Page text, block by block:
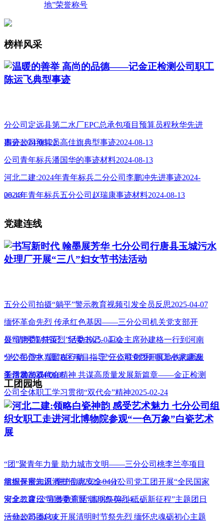
地”荣誉称号
榜样风采
温暖的善举 高尚的品德——记金正检测公司职工
陈运飞典型事迹
分公司定远县第二水厂EPC总承包项目预算员程秋华先进
事迹2024-08-22
四分公司预算员高佳旗典型事迹2024-08-13
公司青年标兵潘国华的事迹材料2024-08-13
河北二建:2024年青年标兵二分公司李鹏冲先进事迹2024-
08-13
2024年青年标兵五分公司赵瑞康事迹材料2024-08-13
党建连线
书写新时代 翰墨展芳华 七分公司行唐县玉城污水
处理厂开展“三八”妇女节书法活动
五分公司拍摄“躺平”警示教育视频引发全员反思2025-04-07
缅怀革命先烈 传承红色基因——三分公司机关党支部开
展“清明节 祭英烈”活动2025-04-02
公司党委副书记、纪委书记、工会主席孙建格一行到河南
分公司澧水嘉园B区项目指导“三点联创”和 职工小家建设
工作2025-04-01
“志”在心中 “愿”在行动——三分公司党团开展地铁志愿服
务活动2025-03-05
学习贯彻双代会精神 共谋高质量发展新篇章——金正检测
公司全体职工学习贯彻“双代会”精神2025-02-24
工团园地
河北二建:领略白瓷神韵 感受艺术魅力 七分公司组
织女职工走进河北博物院参观“一色万象”白瓷艺术
展
“团”聚青年力量 助力城市文明——三分公司桃李兰亭项目
组织开展志愿清扫活动2025-04-17
掌握保密知识 维护信息安全一分公司党工团开展“全民国家
安全教育日”宣传教育活动2025-04-14
河北二建:公司团委开展“清明祭英烈 砥砺新征程”主题团日
活动2025-04-04
一分公司团总支开展清明时节祭先烈 缅怀忠魂砺初心主题